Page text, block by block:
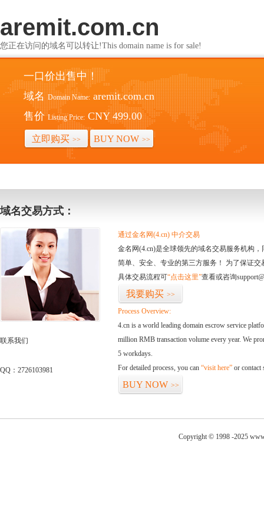
aremit.com.cn
您正在访问的域名可以转让!This domain name is for sale!
一口价出售中！
域名 Domain Name: aremit.com.cn
售价 Listing Price: CNY 499.00
立即购买 >> BUY NOW >>
域名交易方式：
联系我们
QQ：2726103981
通过金名网(4.cn) 中介交易
金名网(4.cn)是全球领先的域名交易服务机构
简单、安全、专业的第三方服务！ 为了保证
具体交易流程可“点击这里”查看或咨询
我要购买 >>
Process Overview:
4.cn is a world leading domain escrow service
million RMB transaction volume every year. We
5 workdays.
For detailed process, you can “visit here” or contact
BUY NOW >>
Copyright © 1998 -2025